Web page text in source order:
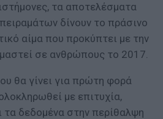
τα αποτελέσματα
δίνουν το πράσινο
αίμα που προκύπτει με την
σε ανθρώπους το 2017.
θα γίνει για πρώτη φορά
με επιτυχία,
τα δεδομένα στην περίθαλψη